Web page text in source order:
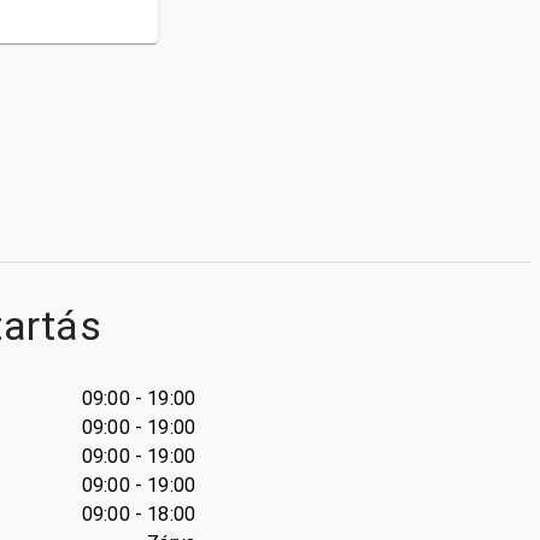
09:00 - 19:00
09:00 - 19:00
09:00 - 19:00
09:00 - 19:00
09:00 - 18:00